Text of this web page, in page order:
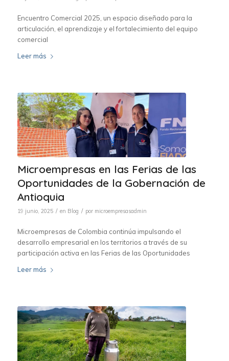
Encuentro Comercial 2025, un espacio diseñado para la
articulación, el aprendizaje y el fortalecimiento del equipo
comercial
Leer más
Microempresas en las Ferias de las
Oportunidades de la Gobernación de
Antioquia
19 junio, 2025 / en Blog / por microempresasadmin
Microempresas de Colombia continúa impulsando el
desarrollo empresarial en los territorios a través de su
participación activa en las Ferias de las Oportunidades
Leer más